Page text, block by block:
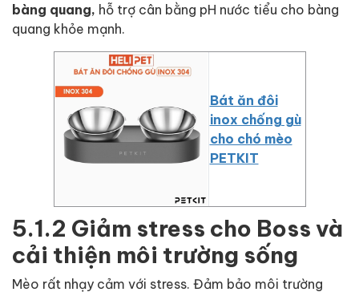
bàng quang, hỗ trợ cân bằng pH nước tiểu cho bàng
quang khỏe mạnh.
Bát ăn đôi
inox chống gù
cho chó mèo
PETKIT
5.1.2 Giảm stress cho Boss và
cải thiện môi trường sống
Mèo rất nhạy cảm với stress. Đảm bảo môi trường